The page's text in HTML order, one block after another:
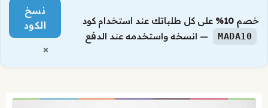
خصم 10% على كل طلباتك عند استخدام كود
MADA10 — انسخه واستخدمه عند الدفع
نسخ
الكود
×